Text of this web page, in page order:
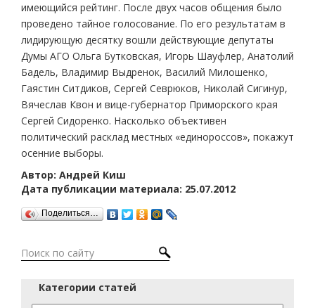
имеющийся рейтинг. После двух часов общения было
проведено тайное голосование. По его результатам в
лидирующую десятку вошли действующие депутаты
Думы АГО Ольга Бутковская, Игорь Шауфлер, Анатолий
Бадель, Владимир Выдренок, Василий Милошенко,
Гаястин Ситдиков, Сергей Севрюков, Николай Сигинур,
Вячеслав Квон и вице-губернатор Приморского края
Сергей Сидоренко. Насколько объективен
политический расклад местных «единороссов», покажут
осенние выборы.
Автор: Андрей Киш
Дата публикации материала: 25.07.2012
Поделиться…
Категории статей